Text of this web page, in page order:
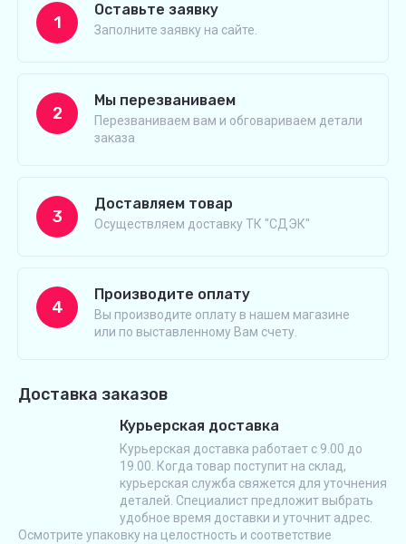
1
Оставьте заявку
Заполните заявку на сайте.
2
Мы перезваниваем
Перезваниваем вам и обговариваем детали
заказа
3
Доставляем товар
Осуществляем доставку ТК "СДЭК"
4
Производите оплату
Вы производите оплату в нашем магазине
или по выставленному Вам счету.
Доставка заказов
Курьерская доставка
Курьерская доставка работает с 9.00 до
19.00. Когда товар поступит на склад,
курьерская служба свяжется для уточнения
деталей. Специалист предложит выбрать
удобное время доставки и уточнит адрес.
Осмотрите упаковку на целостность и соответствие